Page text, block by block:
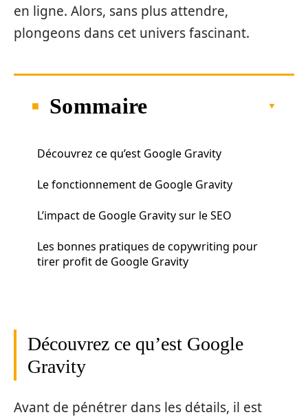
en ligne. Alors, sans plus attendre,
plongeons dans cet univers fascinant.
Sommaire
Découvrez ce qu’est Google Gravity
Le fonctionnement de Google Gravity
L’impact de Google Gravity sur le SEO
Les bonnes pratiques de copywriting pour
tirer profit de Google Gravity
Découvrez ce qu’est Google
Gravity
Avant de pénétrer dans les détails, il est